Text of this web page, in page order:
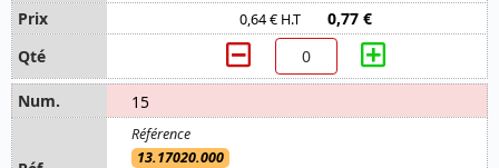
0,64 € H.T 0,77 €
15
13.17020.000